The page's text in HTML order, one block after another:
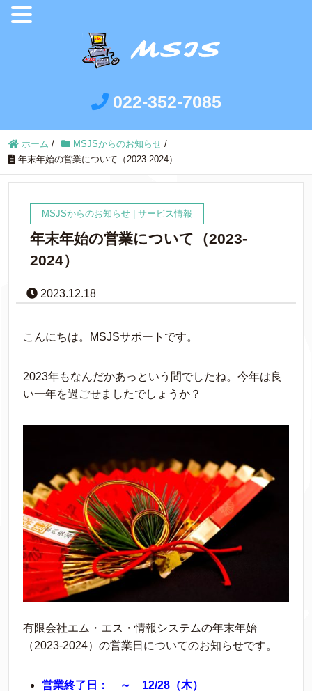
022-352-7085
ホーム / MSJSからのお知らせ /
年末年始の営業について（2023-2024）
MSJSからのお知らせ サービス情報
年末年始の営業について（2023-
2024）
2023.12.18
こんにちは。MSJSサポートです。
2023年もなんだかあっという間でしたね。今年は良
い一年を過ごせましたでしょうか？
有限会社エム・エス・情報システムの年末年始
（2023-2024）の営業日についてのお知らせです。
営業終了日： ～ 12/28（木）